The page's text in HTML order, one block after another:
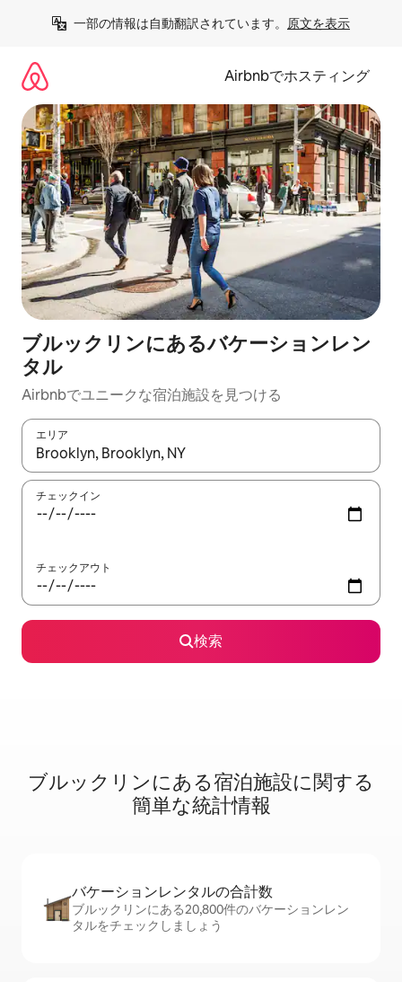
一部の情報は自動翻訳されています。 原文を表示
Airbnbでホスティング
ブルックリンにあるバケーションレン
タル
Airbnbでユニークな宿泊施設を見つける
エリア
検索結果が表示されたら、上下の矢印キーを使って移動するか
チェックイン
チェックアウト
検索
ブルックリンに⁠あ⁠る宿⁠泊⁠施⁠設⁠に関⁠す⁠る
簡⁠単⁠な統⁠計⁠情⁠報
バケーションレ⁠ン⁠タ⁠ル⁠の合⁠計⁠数
ブルックリンにある20,800件のバケーションレン
タルをチェックしましょう